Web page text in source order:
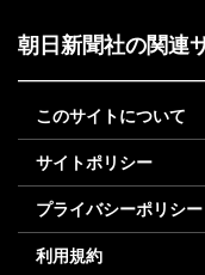
朝日新聞社の関連
このサイトについて
サイトポリシー
プライバシーポリシー
利用規約